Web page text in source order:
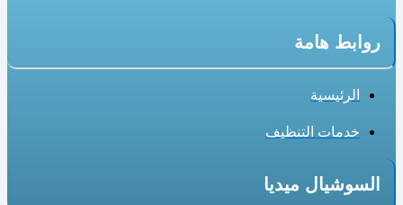
روابط هامة
الرئيسية
خدمات التنظيف
السوشيال ميديا